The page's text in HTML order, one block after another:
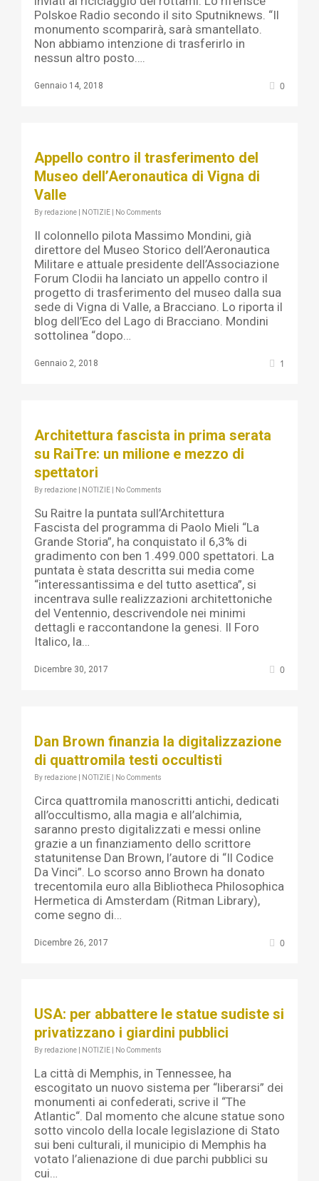
Polskoe Radio secondo il sito Sputniknews. “Il
monumento scomparirà, sarà smantellato.
Non abbiamo intenzione di trasferirlo in
nessun altro posto….
Gennaio 14, 2018 0
Appello contro il trasferimento del
Museo dell’Aeronautica di Vigna di
Valle
By redazione NOTIZIE No Comments
Il colonnello pilota Massimo Mondini, già
direttore del Museo Storico dell’Aeronautica
Militare e attuale presidente dell’Associazione
Forum Clodii ha lanciato un appello contro il
progetto di trasferimento del museo dalla sua
sede di Vigna di Valle, a Bracciano. Lo riporta il
blog dell’Eco del Lago di Bracciano. Mondini
sottolinea “dopo…
Gennaio 2, 2018 1
Architettura fascista in prima serata
su RaiTre: un milione e mezzo di
spettatori
By redazione NOTIZIE No Comments
Su Raitre la puntata sull’Architettura
Fascista del programma di Paolo Mieli “La
Grande Storia”, ha conquistato il 6,3% di
gradimento con ben 1.499.000 spettatori. La
puntata è stata descritta sui media come
“interessantissima e del tutto asettica”, si
incentrava sulle realizzazioni architettoniche
del Ventennio, descrivendole nei minimi
dettagli e raccontandone la genesi. Il Foro
Italico, la…
Dicembre 30, 2017 0
Dan Brown finanzia la digitalizzazione
di quattromila testi occultisti
By redazione NOTIZIE No Comments
Circa quattromila manoscritti antichi, dedicati
all’occultismo, alla magia e all’alchimia,
saranno presto digitalizzati e messi online
grazie a un finanziamento dello scrittore
statunitense Dan Brown, l’autore di “Il Codice
Da Vinci”. Lo scorso anno Brown ha donato
trecentomila euro alla Bibliotheca Philosophica
Hermetica di Amsterdam (Ritman Library),
come segno di…
Dicembre 26, 2017 0
USA: per abbattere le statue sudiste si
privatizzano i giardini pubblici
By redazione NOTIZIE No Comments
La città di Memphis, in Tennessee, ha
escogitato un nuovo sistema per “liberarsi” dei
monumenti ai confederati, scrive il “The
Atlantic“. Dal momento che alcune statue sono
sotto vincolo della locale legislazione di Stato
sui beni culturali, il municipio di Memphis ha
votato l’alienazione di due parchi pubblici su
cui…